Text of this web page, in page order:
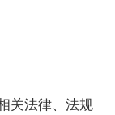
关法律、法规